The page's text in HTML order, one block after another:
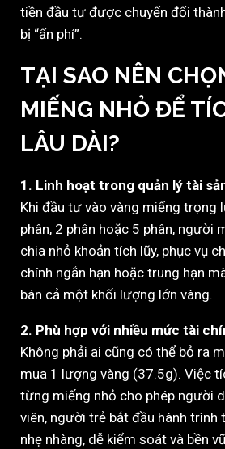
tiền đầu tư được chuyển đổi
bị “ẩn phí”.
TẠI SAO NÊN
MIẾNG NHỎ ĐỂ
LÂU DÀI?
1. Linh hoạt trong quản lý tài
Khi đầu tư vào vàng miếng trọng
phân, 2 phân hoặc 5 phân, người
chia nhỏ khoản tích lũy, phục vụ
chính ngắn hạn hoặc trung hạn
bán cả một khối lượng lớn vàng.
2. Phù hợp với nhiều mức tài
Không phải ai cũng có thể bỏ ra
mua 1 lượng vàng (37.5g). Việc
từng miếng nhỏ cho phép người
viên, người trẻ bắt đầu hành trình
nhẹ nhàng, dễ kiểm soát và bền